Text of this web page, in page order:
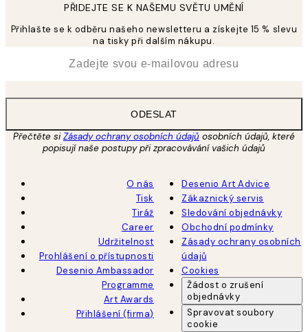
PŘIDEJTE SE K NAŠEMU SVĚTU UMĚNÍ
Přihlašte se k odběru našeho newsletteru a získejte 15 % slevu
na tisky při dalším nákupu.
ODESLAT
Přečtěte siZásady ochrany osobních údajů osobních údajů, které
popisují naše postupy při zpracovávání vašich údajů
O nás
Tisk
Tiráž
Career
Udržitelnost
Prohlášení o přístupnosti
Desenio Ambassador
Programme
Art Awards
Přihlášení (firma)
Desenio Art Advice
Zákaznický servis
Sledování objednávky
Obchodní podmínky
Zásady ochrany osobních
údajů
Cookies
Žádost o zrušení
objednávky
Spravovat soubory
cookie